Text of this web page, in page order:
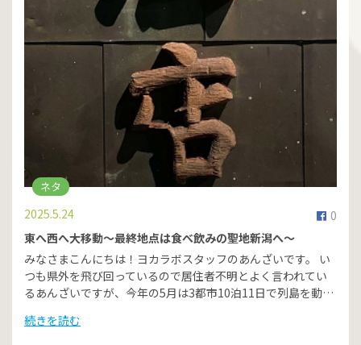
ネタ
0
2025.5.24
東へ西へ大移動～最終地点は食べ飲みの聖地新潟へ～
みなさまこんにちは！ヨカラボスタッフのあんざいです。 い
つも県外を飛び回っているので居住者不明とよく言われてい
るあんざいですが、今年の5月は3都市10泊11日で列島を動…
続きを読む